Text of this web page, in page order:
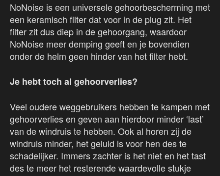
NoNoise is een universele gehoorbescherming met
een keramisch filter dat voor in de plug zit. Het
filter zit dus diep in de gehoorgang, waardoor
NoNoise meer demping geeft en je bovendien
onder de helm geen hinder van het filter hebt.
Je hebt toch al gehoorverlies?
Veel oudere weggebruikers hebben te kampen met
gehoorverlies en geven aan hierdoor minder ‘last’
van de windruis te hebben. Ook al horen zij de
windruis minder, het geluid is voor hen des te
schadelijker. Immers zachter is het niet en het tast
des te meer het resterende waardevolle stukje